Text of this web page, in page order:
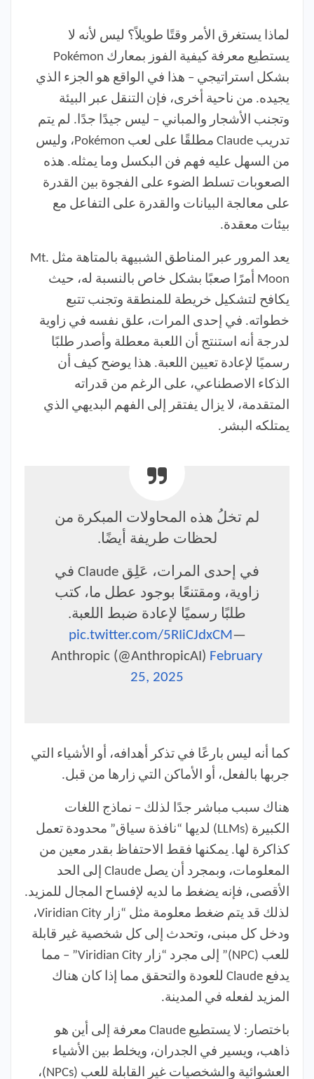
لماذا يستغرق الأمر وقتًا طويلاً؟ ليس لأنه لا
يستطيع معرفة كيفية الفوز بمعارك Pokémon
بشكل استراتيجي – هذا في الواقع هو الجزء الذي
يجيده. من ناحية أخرى، فإن التنقل عبر البيئة
وتجنب الأشجار والمباني – ليس جيدًا جدًا. لم يتم
تدريب Claude مطلقًا على لعب Pokémon، وليس
من السهل عليه فهم فن البكسل وما يمثله. هذه
الصعوبات تسلط الضوء على الفجوة بين القدرة
على معالجة البيانات والقدرة على التفاعل مع
بيئات معقدة.
يعد المرور عبر المناطق الشبيهة بالمتاهة مثل Mt.
Moon أمرًا صعبًا بشكل خاص بالنسبة له، حيث
يكافح لتشكيل خريطة للمنطقة وتجنب تتبع
خطواته. في إحدى المرات، علق نفسه في زاوية
لدرجة أنه استنتج أن اللعبة معطلة وأصدر طلبًا
رسميًا لإعادة تعيين اللعبة. هذا يوضح كيف أن
الذكاء الاصطناعي، على الرغم من قدراته
المتقدمة، لا يزال يفتقر إلى الفهم البديهي الذي
يمتلكه البشر.
لم تخلُ هذه المحاولات المبكرة من
لحظات طريفة أيضًا.
في إحدى المرات، عَلِق Claude في
زاوية، ومقتنعًا بوجود عطل ما، كتب
طلبًا رسميًا لإعادة ضبط اللعبة.
pic.twitter.com/5RIiCJdxCM—
Anthropic (@AnthropicAI) February
25, 2025
كما أنه ليس بارعًا في تذكر أهدافه، أو الأشياء التي
جربها بالفعل، أو الأماكن التي زارها من قبل.
هناك سبب مباشر جدًا لذلك – نماذج اللغات
الكبيرة (LLMs) لديها “نافذة سياق” محدودة تعمل
كذاكرة لها. يمكنها فقط الاحتفاظ بقدر معين من
المعلومات، وبمجرد أن يصل Claude إلى الحد
الأقصى، فإنه يضغط ما لديه لإفساح المجال للمزيد.
لذلك قد يتم ضغط معلومة مثل “زار Viridian City،
ودخل كل مبنى، وتحدث إلى كل شخصية غير قابلة
للعب (NPC)” إلى مجرد “زار Viridian City” – مما
يدفع Claude للعودة والتحقق مما إذا كان هناك
المزيد لفعله في المدينة.
باختصار: لا يستطيع Claude معرفة إلى أين هو
ذاهب، ويسير في الجدران، ويخلط بين الأشياء
العشوائية والشخصيات غير القابلة للعب (NPCs)،